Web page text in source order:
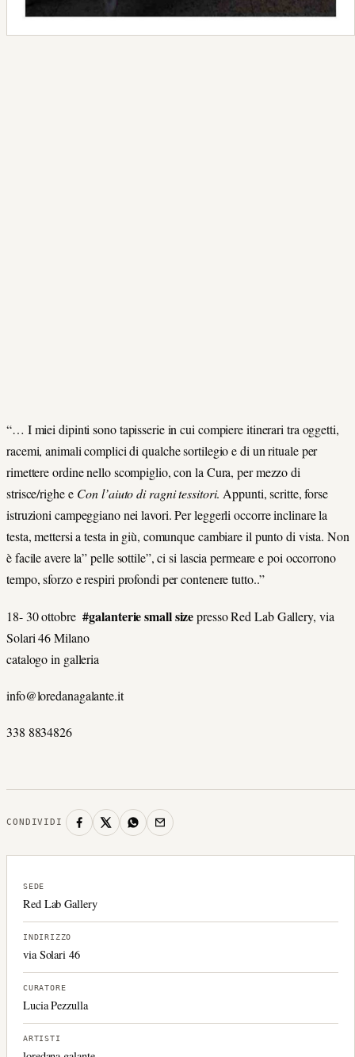
“… I miei dipinti sono tapisserie in cui compiere itinerari tra oggetti,
racemi, animali complici di qualche sortilegio e di un rituale per
rimettere ordine nello scompiglio, con la Cura, per mezzo di
strisce/righe e Con l’aiuto di ragni tessitori. Appunti, scritte, forse
istruzioni campeggiano nei lavori. Per leggerli occorre inclinare la
testa, mettersi a testa in giù, comunque cambiare il punto di vista. Non
è facile avere la” pelle sottile”, ci si lascia permeare e poi occorrono
tempo, sforzo e respiri profondi per contenere tutto..”
18- 30 ottobre#galanterie small sizepresso Red Lab Gallery, via
Solari 46 Milano
catalogo in galleria
info@loredanagalante.it
338 8834826
CONDIVIDI
SEDE
Red Lab Gallery
INDIRIZZO
via Solari 46
CURATORE
Lucia Pezzulla
ARTISTI